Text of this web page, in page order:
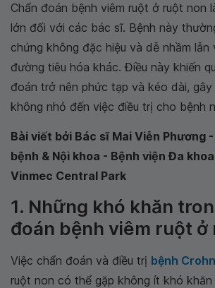
Chẩn đoán bệnh viêm ruột ở ruột non
lớn đối với các bác sĩ. Bệnh này
chứng không đặc hiệu và dễ nhầm lẫn
đường tiêu hóa khác. Điều này khiến
đoán trở nên phức tạp và kéo dài, gây
không nhỏ đến việc điều trị cho bệnh
Bài viết bởi Bác sĩ Mai Viễn Phương
bệnh & Nội khoa - Bệnh viện Đa
Vinmec Central Park
1. Những khó khăn
đoán bệnh viêm ruột ở
Việc chẩn đoán và điều trị bệnh Crohn
ruột non có thể gặp không ít khó khăn